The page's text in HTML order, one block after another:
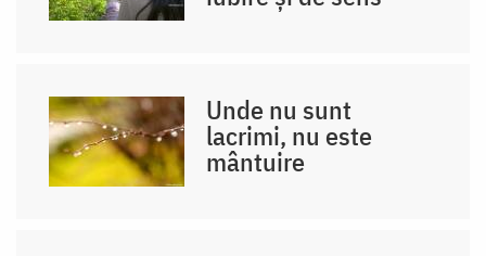
Unde nu sunt
lacrimi, nu este
mântuire